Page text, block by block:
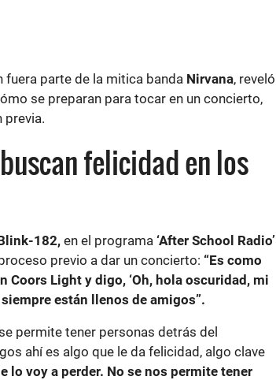
fuera parte de la mitica banda Nirvana, reveló
se preparan para tocar en un concierto,
previa.
felicidad en los
182, en el programa ‘After School Radio’
previo a dar un concierto: “Es como
Coors Light y digo, ‘Oh, hola oscuridad, mi
están llenos de amigos”.
permite tener personas detrás del
ahí es algo que le da felicidad, algo clave
lo voy a perder. No se nos permite tener